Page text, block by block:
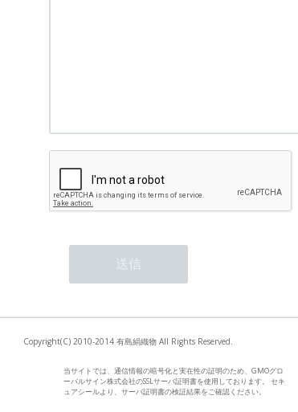
Copyright(C) 2010-2014 有島絹織物 All Rights Reserved.
当サイトでは、通信情報の暗号化と実在性の証明のため、GMOグロ
ーバルサイン株式会社のSSLサーバ証明書を使用しております。 セキ
ュアシールより、サーバ証明書の検証結果をご確認ください。